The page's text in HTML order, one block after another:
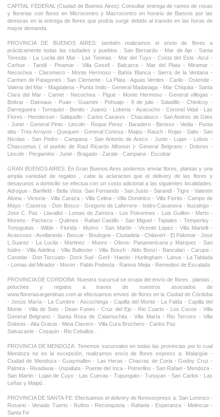
CAPITAL FEDERAL (Ciudad de Buenos Aires): Consultar entrega de ramos de rosas
y florerias con flores en Microcentro y Macrocentro en horario de Bancos por las
demoras en la entrega de flores que podria surgir debido al transito en las horas de
mayor demanda.
PROVINCIA DE BUENOS AIRES: también realizamos el envio de flores a
prácticamente todas las ciudades y pueblos : San Bernardo - Mar de Ajo - Santa
Teresita - La Lucila del Mar - Las Toninas - Mar del Tuyu - Costa del Este -Azul -
Carhue - Tandil - Pinamar - Villa Gesell - Balcarce - Mar del Plata - Miramar -
Necochea - Claromeco - Monte Hermoso - Bahía Blanca - Sierra de la Ventana -
Carmen de Patagones - San Clemente - La Plata - Aguas Verdes - Carilo - Ostende -
Valeria del Mar - Magdalena - Punta Indio - General Madariaga - Mar Chiquita - Santa
Clara del Mar - Camet - Necochea - Pigue - Monte Hermoso - General villegas -
Bolivar - Daireaux - Puan - Guamini - Pehuajo - 9 de julio - Saladillo - Chivilcoy -
Darregueira - Tornquist - Benito - Juarez - Loberia - Ayacucho - Coronel Vidal - Las
Flores - Henderson - Saliquello - Carlos Casares - Chacabuco - San Andres de Giles
- Junin - General Pinto - Lincoln - Roque Perez - Baradero - Berisso - Vedia - Punta
alta - Tres Arroyos - Quequen - General Conesa - Maipu - Rauch - Rojas - Salto - San
Nicolas - San Pedro - Campana - San Antonio de Areco - Junin - Lujan - Lobos -
Chascomus ( el pueblo de Raul Ricardo Alfonsin )- General Belgrano - Dolores -
Lincoln - Pergamino - Junin - Bragado - Zarate - Campana - Escobar
GRAN BUENOS AIRES: En Gran Buenos Aires podemos enviar flores, plantas y una
amplia variedad de regalos , cabe la aclaracion que el delivery de las flores y
desayunos a domicilio se efectua con un costo adicional a las siguientes localidades:
Adrogue - Banfield - Bella Vista -San Fernando - San Justo - Sarandi - Tigre - Valentin
Alsina - Victoria - Villa Caraza - Villa Celina - Villa Dominico - Villa Fiorito - Campo de
Mayo - Caseros - Don Bosco - Gregorio de Laferrere - Isidro Casanova - Ituzaingo -
Jose C. Paz - Llavallol - Lomas de Zamora - Los Polvorines - Luis Guillon - Merlo -
Moreno - Pacheco - Quilmes - Rafael Castillo - San Miguel - Tapiales - Temperley -
Tortuguitas - Wilde - Florida - Munro - San Martin - Vicente Lopez - Villa Martelli -
Acassuso - Avellaneda - Beccar - Boulogne - Ciudadela - Chilavert - El Palomar - Jose
L.Suarez - La Lucila - Martinez - Munro - Olivos- Panamericana y Marquez - San
Isidro - Villa Adelina - Villa Ballester - Villa Bosch - Aldo Bonzi - Bancalari - Carupa -
Castelar - Don Torcuato - Dock Sud - Gerli - Haedo - Hurlingham - Lanus - La Tablada
- Lomas del Mirador - Moron - Pablo Podesta - Ramos Mejia - Remedios de Escalada
PROVINCIA DE CORDOBA: Nuestra sucursal se ocupa del envío de flores , plantas ,
peluches y regalos a traves de nuestros asociados de
www.floreriasargentinas.com.ar efectuamos envios de flores en la Ciudad de Córdoba
- Jesús María - La Cumbre - Ascochinga - Capilla del Monte - La Falda - Capilla del
Monte - Villa de Soto - Dean Funes - Cruz del Eje - Rio Cuarto - Los Cocos - Villa
General Belgrano - Santa Rosa de Calamuchita - Villa María - Rio Tercero - Villa
Dolores - Alta Gracia - Mina Clavero - Villa Cura Brochero - Carlos Paz
Salsacaste - Cosquín - Rio Ceballos .
PROVINCIA DE MENDOZA: Tenemos sucursales en todas las provincias por lo cual
Mendoza no es la excepción, realizamos envío de flores express a: Malargüe -
Ciudad de Mendoza - Guaymallen - Las Heras - Chacras de Coria - Godoy Cruz -
Palmira - Rivadavia - Uspallata - Puente del Inca - Potrerillos - San Rafael - Mendoza -
San Martin - Lujan de Cuyo - Las Cuevas - Tupungato - Tunuyan - San Carlos - Las
Leñas y Maipú .
PROVINCIA DE SANTA FE: Efectuamos el delivery de floresexpress a: San Lorenzo -
Rosario - Venado Tuerto - Rufino - Reconquista - Rafaela - Esperanza - Melincue -
Santa Fe